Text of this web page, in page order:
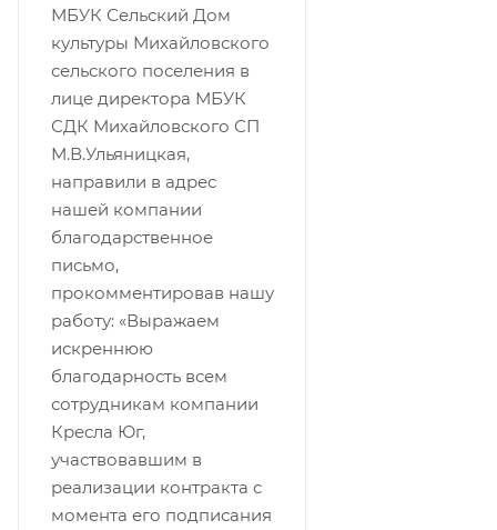
МБУК Сельский Дом
культуры Михайловского
сельского поселения в
лице директора МБУК
СДК Михайловского СП
М.В.Ульяницкая,
направили в адрес
нашей компании
благодарственное
письмо,
прокомментировав нашу
работу: «Выражаем
искреннюю
благодарность всем
сотрудникам компании
Кресла Юг,
участвовавшим в
реализации контракта с
момента его подписания